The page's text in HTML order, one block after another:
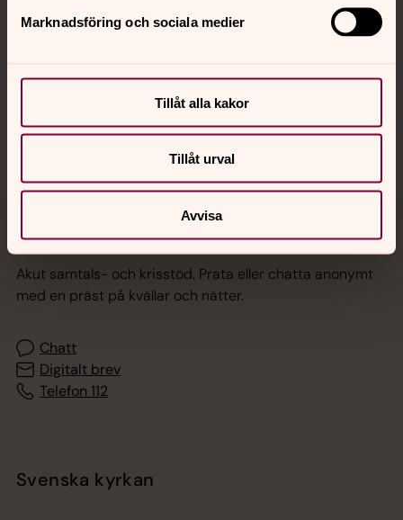
Marknadsföring och sociala medier
Tillåt alla kakor
Tillåt urval
Avvisa
Hitta snabbt
Jourhavande präst
Akut samtals- och krisstöd. Prata eller chatta anonymt
med en präst på kvällar och nätter.
Chatt
Digitalt brev
Telefon 112
Svenska kyrkan